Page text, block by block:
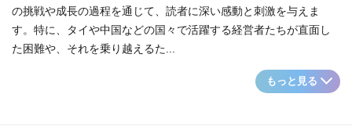
の挑戦や成長の過程を通じて、読者に深い感動と刺激を与えま
す。特に、タイや中国などの国々で活躍する経営者たちが直面し
た困難や、それを乗り越えるた...
もっと見る